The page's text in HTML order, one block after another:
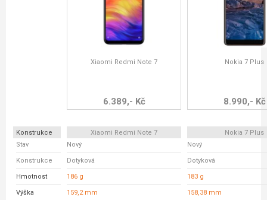
Xiaomi Redmi Note 7
6.389,- Kč
Nokia 7 Plus
8.990,- Kč
Konstrukce Xiaomi Redmi Note 7
Nokia 7 Plus
Stav
Nový Nový
Konstrukce Dotyková Dotyková
Hmotnost 186 g 183 g
Výška 159,2 mm 158,38 mm